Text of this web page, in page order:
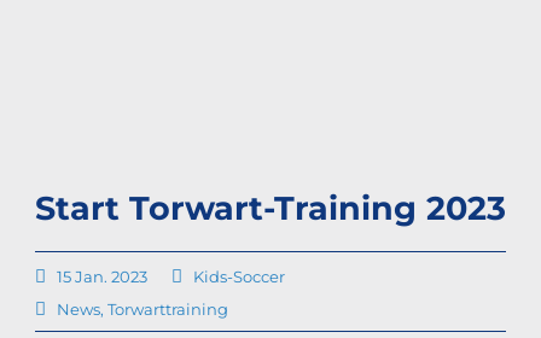
Start Torwart-Training 2023
15 Jan. 2023
Kids-Soccer
News, Torwarttraining